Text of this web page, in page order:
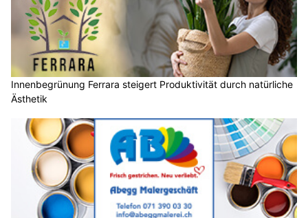
Innenbegrünung Ferrara steigert Produktivität durch natürliche
Ästhetik